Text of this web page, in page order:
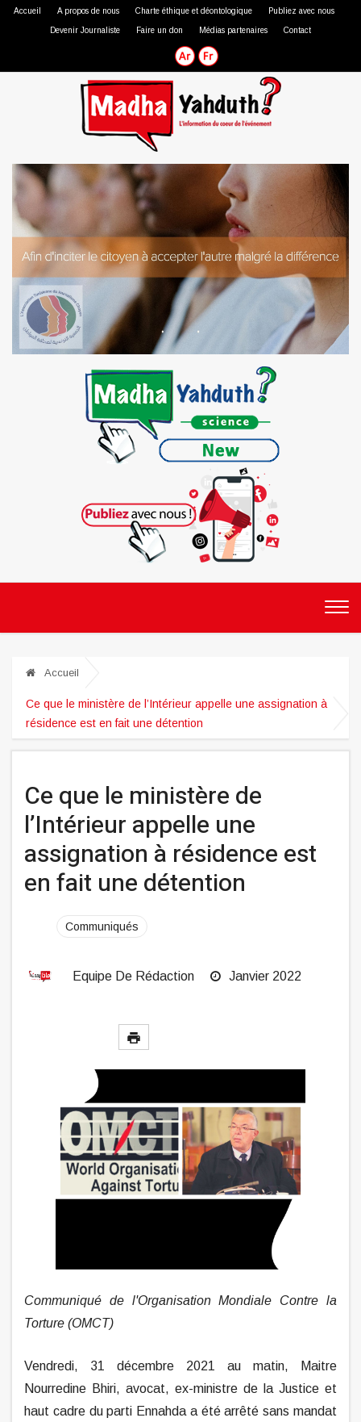
Accueil A propos de nous Charte éthique et déontologique Publiez avec nous
Devenir Journaliste Faire un don Médias partenaires Contact
Accueil
Ce que le ministère de l’Intérieur appelle une assignation à
résidence est en fait une détention
Ce que le ministère de
l’Intérieur appelle une
assignation à résidence est
en fait une détention
Communiqués
Equipe De Rédaction Janvier 2022
Communiqué de l'Organisation Mondiale Contre la
Torture (OMCT)
Vendredi, 31 décembre 2021 au matin, Maitre
Nourredine Bhiri, avocat, ex-ministre de la Justice et
haut cadre du parti Ennahda a été arrêté sans mandat